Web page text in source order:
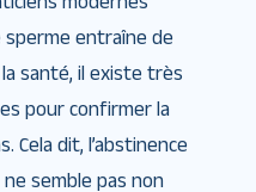
entraîne de
santé, il existe très
pour confirmer la
Cela dit, l’abstinence
semble pas non